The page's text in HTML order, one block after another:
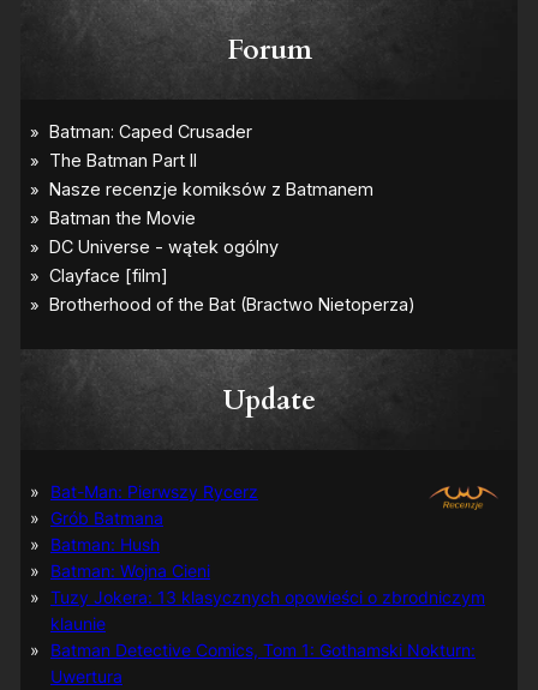
Forum
Update
Bat-Man: Pierwszy Rycerz
Grób Batmana
Batman: Hush
Batman: Wojna Cieni
Tuzy Jokera: 13 klasycznych opowieści o zbrodniczym
klaunie
Batman Detective Comics, Tom 1: Gothamski Nokturn:
Uwertura